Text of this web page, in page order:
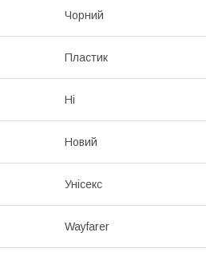
Чорний
Пластик
Ні
Новий
Унісекс
Wayfarer